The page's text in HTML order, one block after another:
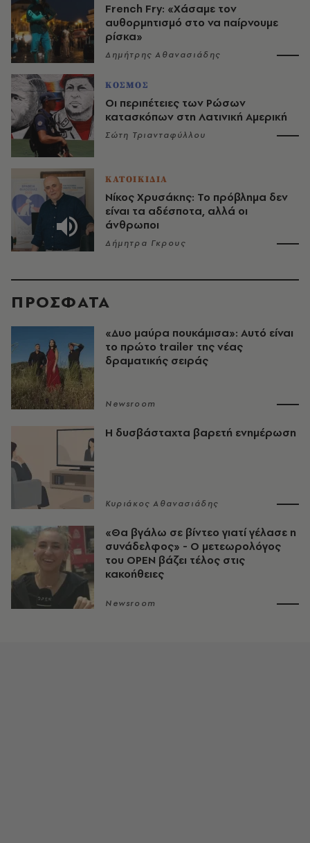
French Fry: «Χάσαμε τον
αυθορμητισμό στο να παίρνουμε
ρίσκα»
Δημήτρης Αθανασιάδης
ΚΟΣΜΟΣ
Οι περιπέτειες των Ρώσων
κατασκόπων στη Λατινική Αμερική
Σώτη Τριανταφύλλου
ΚΑΤΟΙΚΙΔΙΑ
Νίκος Χρυσάκης: Το πρόβλημα δεν
είναι τα αδέσποτα, αλλά οι
άνθρωποι
Δήμητρα Γκρους
ΠΡΟΣΦΑΤΑ
«Δυο μαύρα πουκάμισα»: Αυτό είναι
το πρώτο trailer της νέας
δραματικής σειράς
Newsroom
Η δυσβάσταχτα βαρετή ενημέρωση
Κυριάκος Αθανασιάδης
«Θα βγάλω σε βίντεο γιατί γέλασε η
συνάδελφος» - Ο μετεωρολόγος
του OPEN βάζει τέλος στις
κακοήθειες
Newsroom